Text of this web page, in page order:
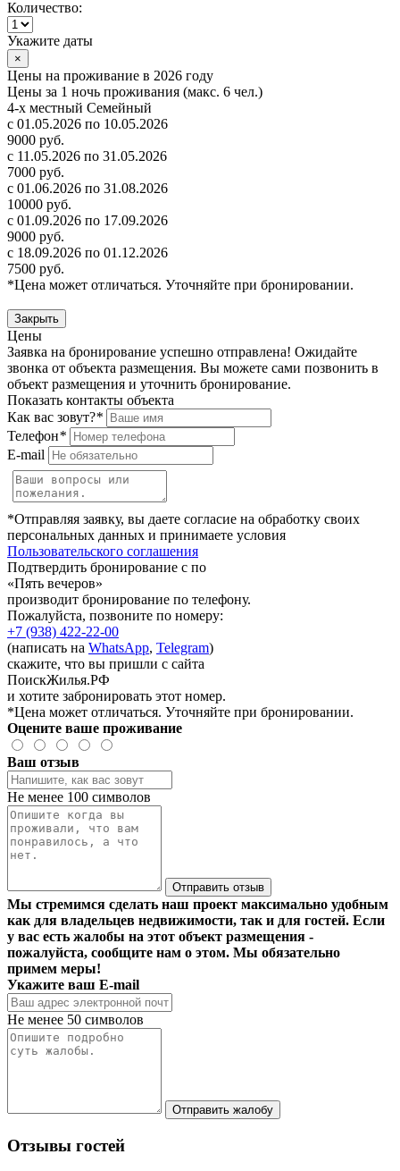
Количество:
Укажите даты
×
Цены на проживание в 2026 году
Цены за 1 ночь проживания (макс. 6 чел.)
4-х местный Семейный
с 01.05.2026 по 10.05.2026
9000 руб.
с 11.05.2026 по 31.05.2026
7000 руб.
с 01.06.2026 по 31.08.2026
10000 руб.
с 01.09.2026 по 17.09.2026
9000 руб.
с 18.09.2026 по 01.12.2026
7500 руб.
*Цена может отличаться. Уточняйте при бронировании.
Закрыть
Цены
Заявка на бронирование успешно отправлена! Ожидайте
звонка от объекта размещения. Вы можете сами позвонить в
объект размещения и уточнить бронирование.
Показать контакты объекта
Как вас зовут?*
Телефон*
E-mail
*Отправляя заявку, вы даете согласие на обработку своих
персональных данных и принимаете условия
Пользовательского соглашения
Подтвердить бронирование с по
«Пять вечеров»
производит бронирование по телефону.
Пожалуйста, позвоните по номеру:
+7 (938) 422-22-00
(написать на WhatsApp, Telegram)
скажите, что вы пришли с сайта
ПоискЖилья.РФ
и хотите забронировать этот номер.
*Цена может отличаться. Уточняйте при бронировании.
Оцените ваше проживание
Ваш отзыв
Не менее 100 символов
Отправить отзыв
Мы стремимся сделать наш проект максимально удобным
как для владельцев недвижимости, так и для гостей. Если
у вас есть жалобы на этот объект размещения -
пожалуйста, сообщите нам о этом. Мы обязательно
примем меры!
Укажите ваш E-mail
Не менее 50 символов
Отправить жалобу
Отзывы гостей